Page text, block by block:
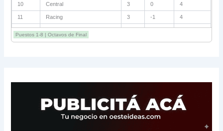
10 Central 3 0 4
11 Racing 3 -1 4
12 Estudiantes RC 3 -2 4
13 Sarmiento 3 -1 3
Puestos 1-8 | Octavos de Final